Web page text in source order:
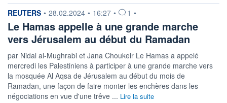
information fournie par
REUTERS • 28.02.2024 • 16:27 • 1 •
Le Hamas appelle à une grande marche
vers Jérusalem au début du Ramadan
par Nidal al-Mughrabi et Jana Choukeir Le Hamas a appelé
mercredi les Palestiniens à participer à une grande marche vers
la mosquée Al Aqsa de Jérusalem au début du mois de
Ramadan, une façon de faire monter les enchères dans les
négociations en vue d'une trêve ... Lire la suite